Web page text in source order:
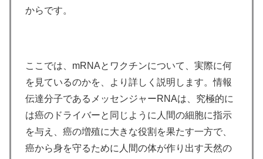
からです。
ここでは、mRNAとワクチンについて、実際に何
を見ているのかを、より詳しく説明します。情報
伝達分子であるメッセンジャーRNAは、究極的に
は癌のドライバーと同じように人間の細胞に指示
を与え、癌の増殖に大きな役割を果たす一方で、
癌から身を守るために人間の体が作り出す天然の